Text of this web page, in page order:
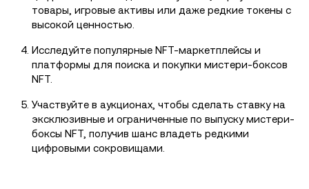
товары, игровые активы или даже редкие токены с
высокой ценностью.
Исследуйте популярные NFT-маркетплейсы и
платформы для поиска и покупки мистери-боксов
NFT.
Участвуйте в аукционах, чтобы сделать ставку на
эксклюзивные и ограниченные по выпуску мистери-
боксы NFT, получив шанс владеть редкими
цифровыми сокровищами.